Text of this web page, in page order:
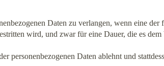
Daten zu verlangen, wenn eine der
wird, und zwar für eine Dauer, die es
personenbezogenen Daten ablehnt und